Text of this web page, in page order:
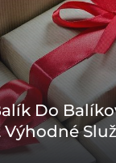
Do
Výhodné